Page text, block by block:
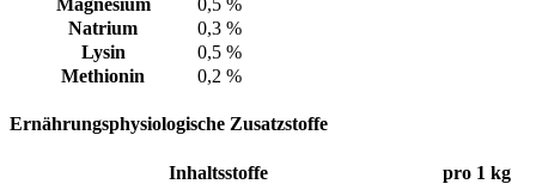
Magnesium
0,5 %
Natrium
0,3 %
Lysin
0,5 %
Methionin
0,2 %
Ernährungsphysiologische Zusatzstoffe
Inhaltsstoffe
pro 1 kg